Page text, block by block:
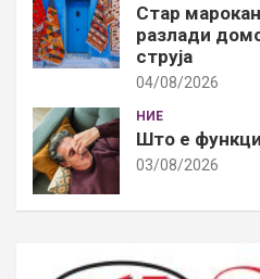
Стар
разлади
струја
04/08/2026
НИЕ
Што е
03/08/2026